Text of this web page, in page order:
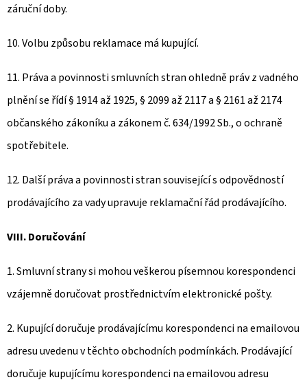
záruční doby.
10. Volbu způsobu reklamace má kupující.
11. Práva a povinnosti smluvních stran ohledně práv z vadného
plnění se řídí § 1914 až 1925, § 2099 až 2117 a § 2161 až 2174
občanského zákoníku a zákonem č. 634/1992 Sb., o ochraně
spotřebitele.
12. Další práva a povinnosti stran související s odpovědností
prodávajícího za vady upravuje reklamační řád prodávajícího.
VIII. Doručování
1. Smluvní strany si mohou veškerou písemnou korespondenci
vzájemně doručovat prostřednictvím elektronické pošty.
2. Kupující doručuje prodávajícímu korespondenci na emailovou
adresu uvedenu v těchto obchodních podmínkách. Prodávající
doručuje kupujícímu korespondenci na emailovou adresu